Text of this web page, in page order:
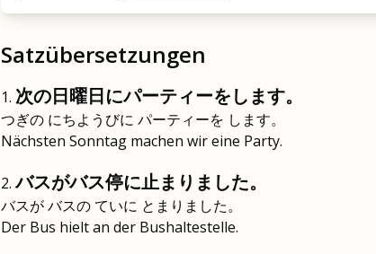
Satzübersetzungen
次の日曜日にパーティーをします。
つぎの にちようびに パーティーを します。
Nächsten Sonntag machen wir eine Party.
バスがバス停に止まりました。
バスが バスの ていに とまりました。
Der Bus hielt an der Bushaltestelle.